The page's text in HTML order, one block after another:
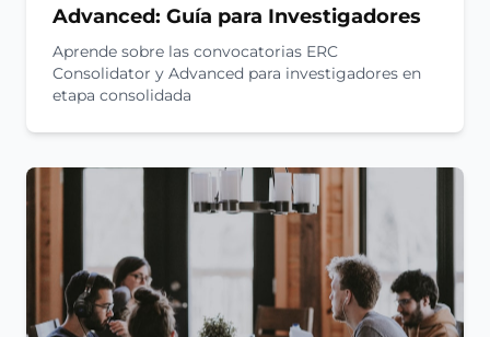
Advanced: Guía para Investigadores
Aprende sobre las convocatorias ERC
Consolidator y Advanced para investigadores en
etapa consolidada